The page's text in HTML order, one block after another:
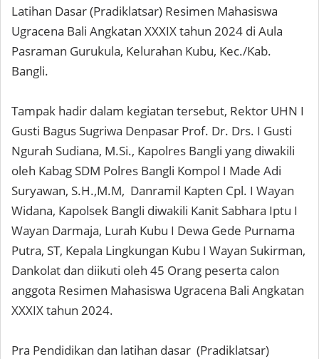
Latihan Dasar (Pradiklatsar) Resimen Mahasiswa
Ugracena Bali Angkatan XXXIX tahun 2024 di Aula
Pasraman Gurukula, Kelurahan Kubu, Kec./Kab.
Bangli.
Tampak hadir dalam kegiatan tersebut, Rektor UHN I
Gusti Bagus Sugriwa Denpasar Prof. Dr. Drs. I Gusti
Ngurah Sudiana, M.Si., Kapolres Bangli yang diwakili
oleh Kabag SDM Polres Bangli Kompol I Made Adi
Suryawan, S.H.,M.M, Danramil Kapten Cpl. I Wayan
Widana, Kapolsek Bangli diwakili Kanit Sabhara Iptu I
Wayan Darmaja, Lurah Kubu I Dewa Gede Purnama
Putra, ST, Kepala Lingkungan Kubu I Wayan Sukirman,
Dankolat dan diikuti oleh 45 Orang peserta calon
anggota Resimen Mahasiswa Ugracena Bali Angkatan
XXXIX tahun 2024.
Pra Pendidikan dan latihan dasar (Pradiklatsar)